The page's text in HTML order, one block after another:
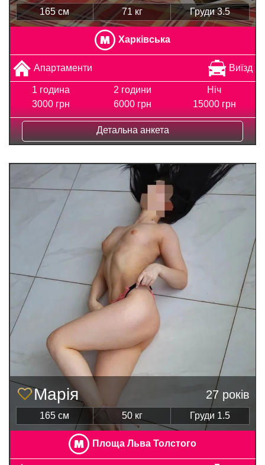
165 см 71 кг Груди 3.5
Харківська
Апартаменти Виїзд
1 година
3000 грн
2 години
6000 грн
Ніч
15000 грн
Детальна анкета
Марія 27 років
165 см 50 кг Груди 1.5
Площа Льва Толстого